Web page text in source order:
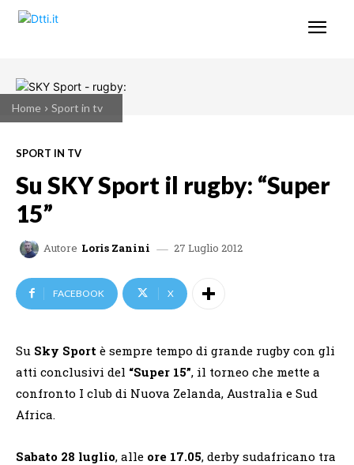
Home Sport in tv
SPORT IN TV
Su SKY Sport il rugby: “Super
15”
Autore Loris Zanini 27 Luglio 2012
FACEBOOK X
Su Sky Sport è sempre tempo di grande rugby con gli
atti conclusivi del “Super 15”, il torneo che mette a
confronto I club di Nuova Zelanda, Australia e Sud
Africa.
Sabato 28 luglio, alle ore 17.05, derby sudafricano tra